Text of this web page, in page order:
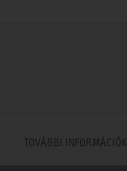
TOVÁBBI INFORMÁCIÓK